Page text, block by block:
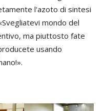
l'azoto di sintesi
mondo del
ma piuttosto fate
usando